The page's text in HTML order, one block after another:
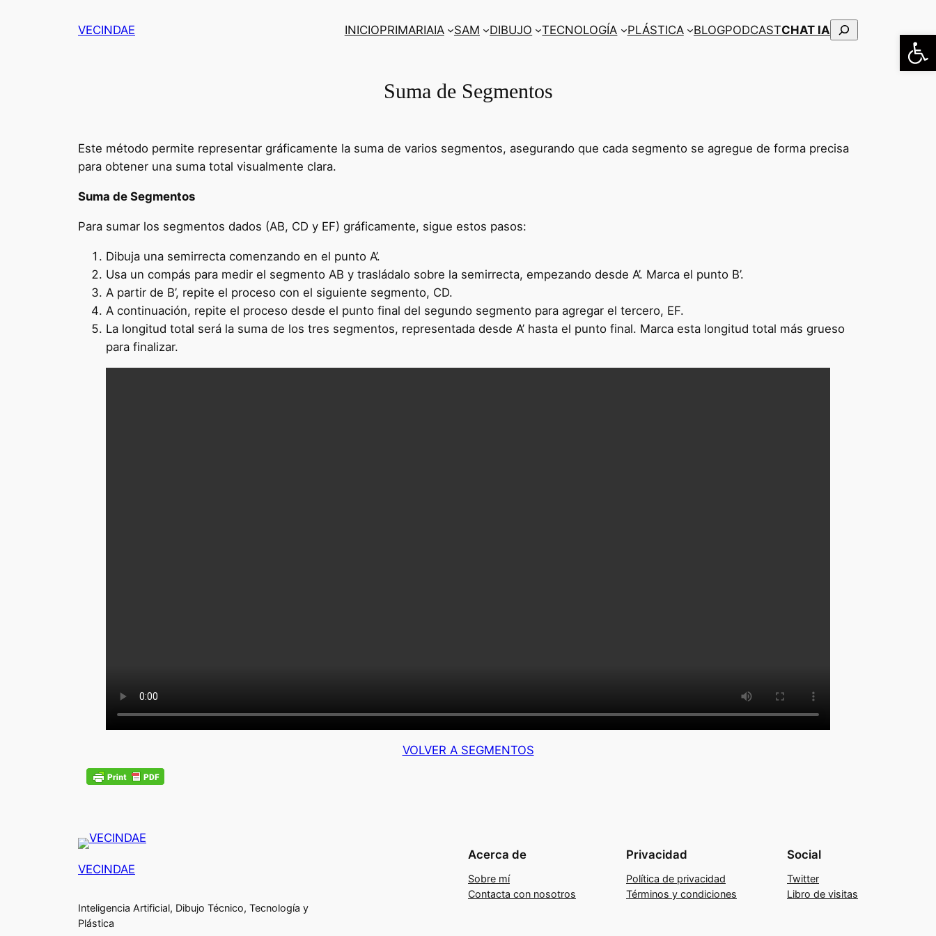
VECINDAE INICIOPRIMARIAIA SAM DIBUJO TECNOLOGÍA PLÁSTICA BLOGPODCASTCHAT IA Buscar
Suma de Segmentos
Este método permite representar gráficamente la suma de varios segmentos, asegurando que cada segmento se agregue de forma precisa
para obtener una suma total visualmente clara.
Suma de Segmentos
Para sumar los segmentos dados (AB, CD y EF) gráficamente, sigue estos pasos:
Dibuja una semirrecta comenzando en el punto A’.
Usa un compás para medir el segmento AB y trasládalo sobre la semirrecta, empezando desde A’. Marca el punto B’.
A partir de B’, repite el proceso con el siguiente segmento, CD.
A continuación, repite el proceso desde el punto final del segundo segmento para agregar el tercero, EF.
La longitud total será la suma de los tres segmentos, representada desde A’ hasta el punto final. Marca esta longitud total más grueso
para finalizar.
VOLVER A SEGMENTOS
VECINDAE
Inteligencia Artificial, Dibujo Técnico, Tecnología y
Plástica
Acerca de
Sobre mí
Contacta con nosotros
Privacidad
Política de privacidad
Términos y condiciones
Social
Twitter
Libro de visitas
Abrir